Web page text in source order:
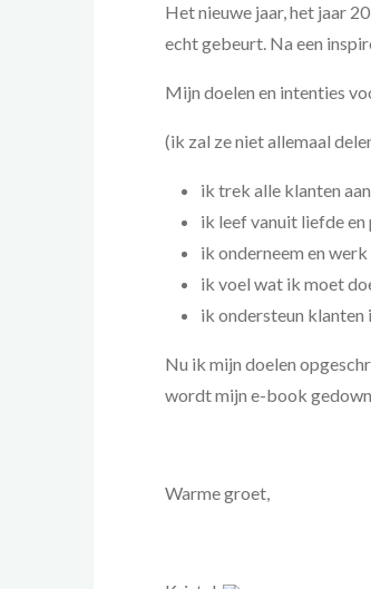
Het nieuwe jaar, het jaar
echt gebeurt. Na een
Mijn doelen en intenties
(ik zal ze niet allemaal
ik trek alle klanten
ik leef vanuit liefde
ik onderneem en
ik voel wat ik moet
ik ondersteun
Nu ik mijn doelen
wordt mijn e-book
Warme groet,